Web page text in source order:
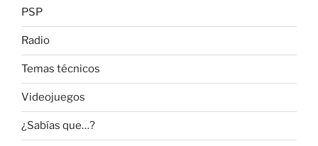
PSP
Radio
Temas técnicos
Videojuegos
¿Sabías que…?